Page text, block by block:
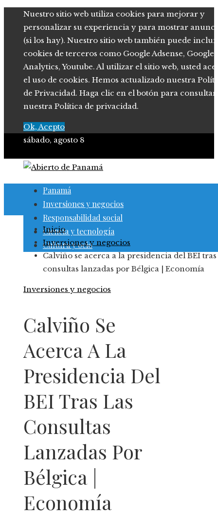
Nuestro sitio web utiliza cookies para mejorar y
personalizar su experiencia y para mostrar
(si los hay). Nuestro sitio web también puede
cookies de terceros como Google Adsense, Google
Analytics, Youtube. Al utilizar el sitio web, usted
el uso de cookies. Hemos actualizado nuestra
de Privacidad. Haga clic en el botón para consultar
nuestra Política de privacidad.
Ok, Acepto
sábado, agosto 8
Panamá
Inversiones y negocios
Responsabilidad social
Ciencia y tecnología
Cultura y ocio
Inicio
Inversiones y negocios
Calviño se acerca a la presidencia del BEI tras
consultas lanzadas por Bélgica | Economía
Inversiones y negocios
Calviño Se
Acerca A La
Presidencia Del
BEI Tras Las
Consultas
Lanzadas Por
Bélgica |
Economía